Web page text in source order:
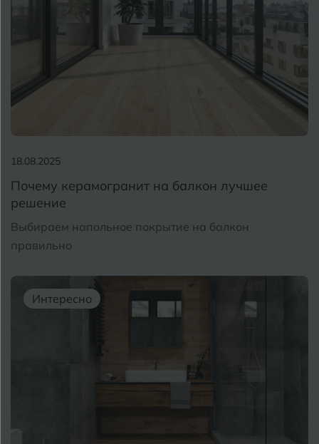
18.08.2025
Почему керамогранит на балкон лучшее
решение
Выбираем напольное покрытие на балкон
правильно
Интересно